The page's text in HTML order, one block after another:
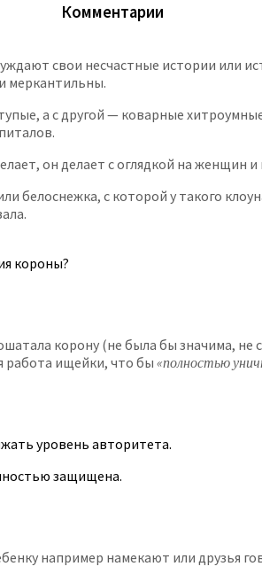
Комментарии
свои несчастные истории или
меркантильны.
а с другой — коварные
он делает с оглядкой на женщин и
с которой у такого
короны?
корону (не была бы значима,
работа ищейки, что бы «полностью
уровень авторитета.
защищена.
например намекают или друзья